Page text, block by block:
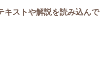
キストや解説を読み込んで